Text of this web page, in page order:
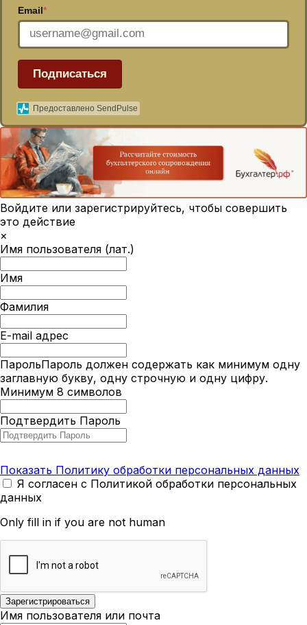
Email*
Подписаться
Предоставлено SendPulse
Войдите или зарегистрируйтесь, чтобы совершить
это действие
×
Имя пользователя (лат.)
Имя
Фамилия
E-mail адрес
ПарольПароль должен содержать как минимум одну
заглавную букву, одну строчную и одну цифру.
Минимум 8 символов
Подтвердить Пароль
Показать Политику обработки персональных данных
Я согласен с Политикой обработки персональных
данных
Only fill in if you are not human
Имя пользователя или почта